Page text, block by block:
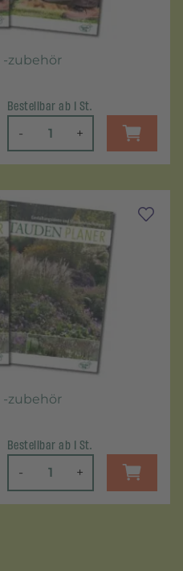
zubehör
Bestellbar ab 1 St.
- +
zubehör
Bestellbar ab 1 St.
- +